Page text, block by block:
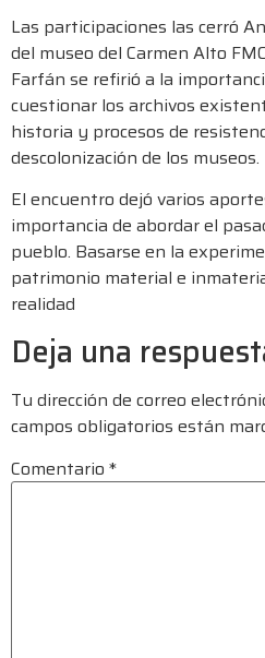
Las participaciones las cerró
del museo del Carmen Alto
Farfán se refirió a la
cuestionar los archivos
historia y procesos de
descolonización de los museos.
El encuentro dejó varios
importancia de abordar el
pueblo. Basarse en la
patrimonio material e
realidad
Deja una
Tu dirección de correo
campos obligatorios están
Comentario *